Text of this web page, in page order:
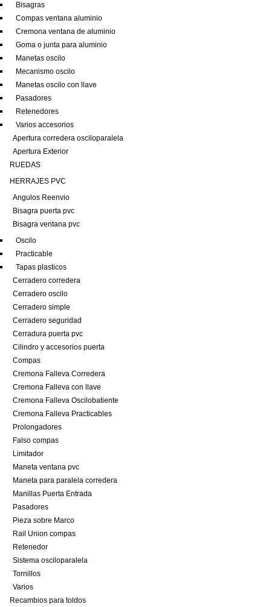
Bisagras
Compas ventana aluminio
Cremona ventana de aluminio
Goma o junta para aluminio
Manetas oscilo
Mecanismo oscilo
Manetas oscilo con llave
Pasadores
Retenedores
Varios accesorios
Apertura corredera osciloparalela
Apertura Exterior
RUEDAS
HERRAJES PVC
Angulos Reenvio
Bisagra puerta pvc
Bisagra ventana pvc
Oscilo
Practicable
Tapas plasticos
Cerradero corredera
Cerradero oscilo
Cerradero simple
Cerradero seguridad
Cerradura puerta pvc
Cilindro y accesorios puerta
Compas
Cremona Falleva Corredera
Cremona Falleva con llave
Cremona Falleva Oscilobatiente
Cremona Falleva Practicables
Prolongadores
Falso compas
Limitador
Maneta ventana pvc
Maneta para paralela corredera
Manillas Puerta Entrada
Pasadores
Pieza sobre Marco
Rail Union compas
Retenedor
Sistema osciloparalela
Tornillos
Varios
Recambios para toldos